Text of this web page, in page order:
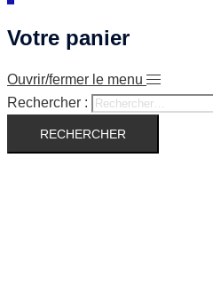
Votre panier
Ouvrir/fermer le menu
Rechercher :